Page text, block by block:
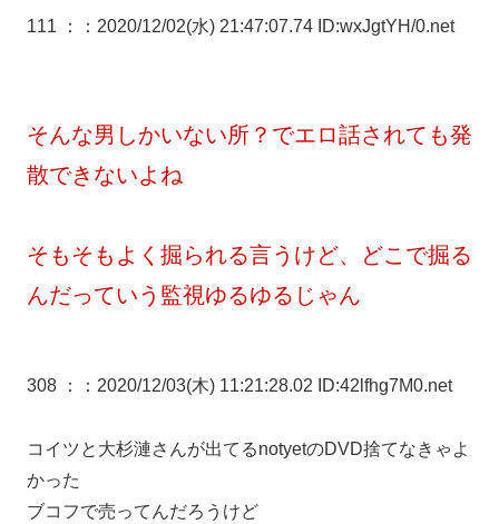
111 ： ：2020/12/02(水) 21:47:07.74 ID:wxJgtYH/0.net
そんな男しかいない所？でエロ話されても発
散できないよね
そもそもよく掘られる言うけど、どこで掘る
んだっていう監視ゆるゆるじゃん
308 ： ：2020/12/03(木) 11:21:28.02 ID:42lfhg7M0.net
コイツと大杉漣さんが出てるnotyetのDVD捨てなきゃよ
かった
ブコフで売ってんだろうけど